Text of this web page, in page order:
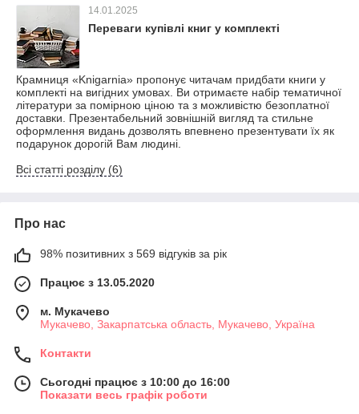
14.01.2025
Переваги купівлі книг у комплекті
Крамниця «Knigarnia» пропонує читачам придбати книги у
комплекті на вигідних умовах. Ви отримаєте набір тематичної
літератури за помірною ціною та з можливістю безоплатної
доставки. Презентабельний зовнішній вигляд та стильне
оформлення видань дозволять впевнено презентувати їх як
подарунок дорогій Вам людині.
Всі статті розділу (6)
Про нас
98% позитивних з 569 відгуків за рік
Працює з 13.05.2020
м. Мукачево
Мукачево, Закарпатська область, Мукачево, Україна
Контакти
Сьогодні працює з 10:00 до 16:00
Показати весь графік роботи